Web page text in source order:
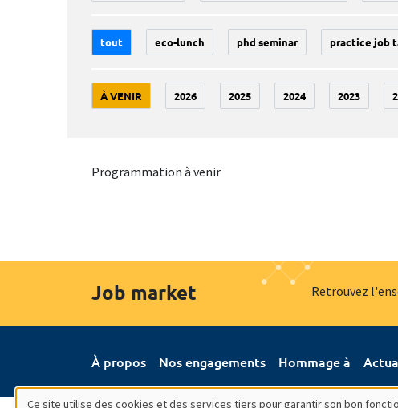
tout eco-lunch phd seminar practice job
À VENIR 2026 2025 2024 2023
Programmation à venir
Job market Retrouvez
À propos Nos engagements Hommage à
Ce site utilise des cookies et des services tiers pour garantir son bon